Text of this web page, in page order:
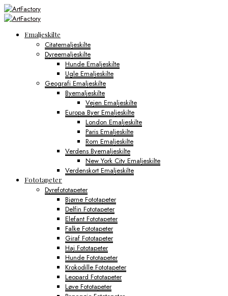
Emaljeskilte
Citatemaljeskilte
Dyreemaljeskilte
Hunde Emaljeskilte
Ugle Emaljeskilte
Geografi Emaljeskilte
Byemaljeskilte
Vejen Emaljeskilte
Europa Byer Emaljeskilte
London Emaljeskilte
Paris Emaljeskilte
Rom Emaljeskilte
Verdens Byemaljeskilte
New York City Emaljeskilte
Verdenskort Emaljeskilte
Fototapeter
Dyrefototapeter
Bjørne Fototapeter
Delfin Fototapeter
Elefant Fototapeter
Falke Fototapeter
Giraf Fototapeter
Haj Fototapeter
Hunde Fototapeter
Krokodille Fototapeter
Leopard Fototapeter
Løve Fototapeter